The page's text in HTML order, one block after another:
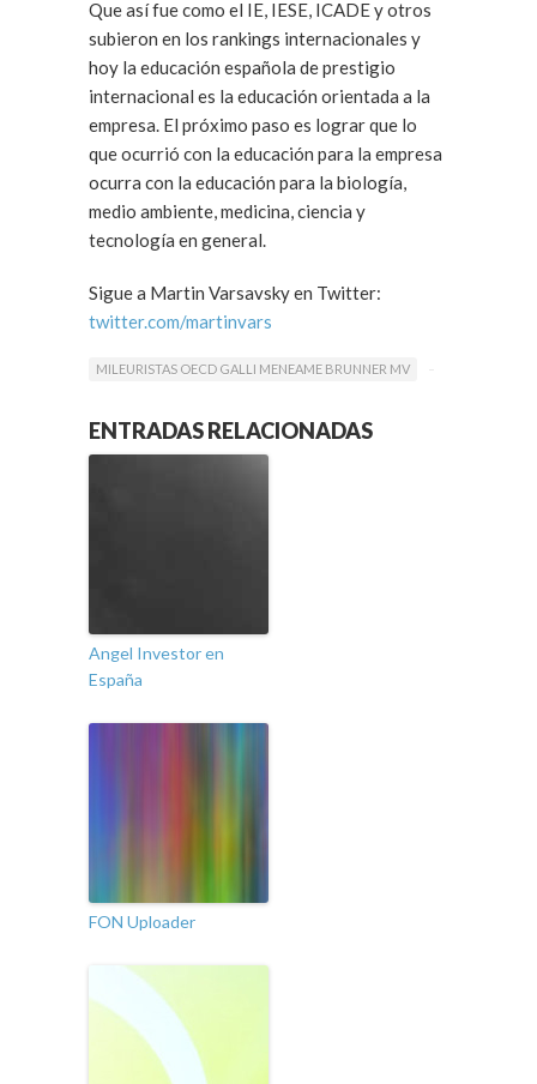
Que así fue como el IE, IESE, ICADE y otros
subieron en los rankings internacionales y
hoy la educación española de prestigio
internacional es la educación orientada a la
empresa. El próximo paso es lograr que lo
que ocurrió con la educación para la empresa
ocurra con la educación para la biología,
medio ambiente, medicina, ciencia y
tecnología en general.
Sigue a Martin Varsavsky en Twitter:
twitter.com/martinvars
MILEURISTAS OECD GALLI MENEAME BRUNNER MV
ENTRADAS RELACIONADAS
Angel Investor en
España
FON Uploader